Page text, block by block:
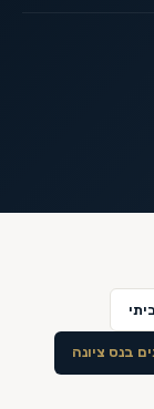
בנס ציונה